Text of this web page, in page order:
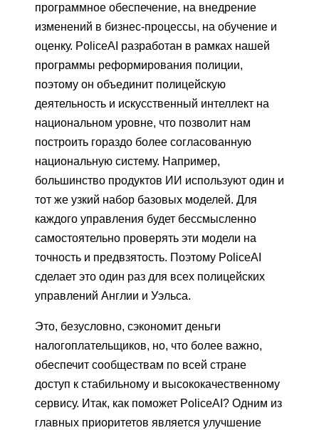
программное обеспечение, на внедрение
изменений в бизнес-процессы, на обучение и
оценку. PoliceAI разработан в рамках нашей
программы реформирования полиции,
поэтому он объединит полицейскую
деятельность и искусственный интеллект на
национальном уровне, что позволит нам
построить гораздо более согласованную
национальную систему. Например,
большинство продуктов ИИ используют один и
тот же узкий набор базовых моделей. Для
каждого управления будет бессмысленно
самостоятельно проверять эти модели на
точность и предвзятость. Поэтому PoliceAI
сделает это один раз для всех полицейских
управлений Англии и Уэльса.
Это, безусловно, сэкономит деньги
налогоплательщиков, но, что более важно,
обеспечит сообществам по всей стране
доступ к стабильному и высококачественному
сервису. Итак, как поможет PoliceAI? Одним из
главных приоритетов является улучшение